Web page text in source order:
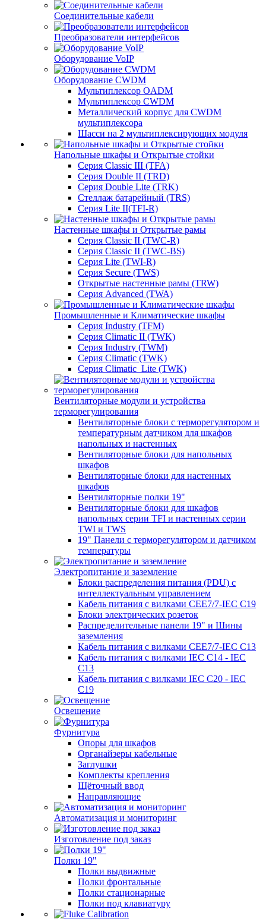
Соединительные кабели
Преобразователи интерфейсов
Оборудование VoIP
Оборудование CWDM
Мультиплекcор OADM
Мультиплексор CWDM
Металлический корпус для CWDM
мультиплексора
Шасси на 2 мультиплексирующих модуля
Напольные шкафы и Открытые стойки
Серия Classic III (TFA)
Серия Double II (TRD)
Серия Double Lite (TRK)
Стеллаж батарейный (TRS)
Серия Lite II(TFI-R)
Настенные шкафы и Открытые рамы
Серия Classic II (TWC-R)
Серия Classic II (TWC-BS)
Серия Lite (TWI-R)
Серия Secure (TWS)
Открытые настенные рамы (TRW)
Серия Advanced (TWA)
Промышленные и Климатические шкафы
Серия Industry (TFM)
Серия Climatic II (TWK)
Серия Industry (TWM)
Серия Climatic (TWK)
Серия Climatic_Lite (TWK)
Вентиляторные модули и устройства
терморегулирования
Вентиляторные блоки с терморегулятором и
температурным датчиком для шкафов
напольных и настенных
Вентиляторные блоки для напольных
шкафов
Вентиляторные блоки для настенных
шкафов
Вентиляторные полки 19"
Вентиляторные блоки для шкафов
напольных серии TFI и настенных серии
TWI и TWS
19" Панели с терморегулятором и датчиком
температуры
Электропитание и заземление
Блоки распределения питания (PDU) с
интеллектуальным управлением
Кабель питания с вилками CEE7/7-IEC C19
Блоки электрических розеток
Распределительные панели 19" и Шины
заземления
Кабель питания с вилками CEE7/7-IEC C13
Кабель питания с вилками IEC C14 - IEC
C13
Кабель питания с вилками IEC C20 - IEC
C19
Освещение
Фурнитура
Опоры для шкафов
Органайзеры кабельные
Заглушки
Комплекты крепления
Щёточный ввод
Направляющие
Автоматизация и мониторинг
Изготовление под заказ
Полки 19"
Полки выдвижные
Полки фронтальные
Полки стационарные
Полки под клавиатуру